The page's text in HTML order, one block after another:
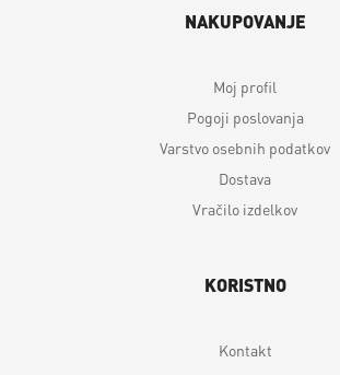
NAKUPOVANJE
Moj profil
Pogoji poslovanja
Varstvo osebnih podatkov
Dostava
Vračilo izdelkov
KORISTNO
Kontakt